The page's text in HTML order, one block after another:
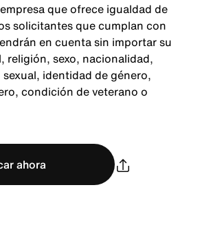
que ofrece igualdad de
solicitantes que cumplan con
en cuenta sin importar su
religión, sexo, nacionalidad,
identidad de género,
condición de veterano o
ahora